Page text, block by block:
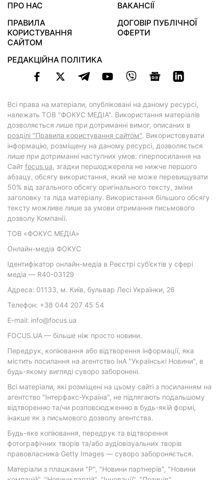
ПРО НАС
ВАКАНСІЇ
ПРАВИЛА
КОРИСТУВАННЯ
САЙТОМ
ДОГОВІР ПУБЛІЧНОЇ
ОФЕРТИ
РЕДАКЦІЙНА ПОЛІТИКА
Всі права на матеріали, опубліковані на даному ресурсі,
належать ТОВ "ФОКУС МЕДІА". Використання матеріалів
дозволяється лише при дотриманні вимог, описаних в
розділі "Правила користування сайтом". Використовувати
інформацію, розміщену на даному ресурсі, дозволяється
лише при дотриманні наступних умов: гіперпосилання на
Cайт focus.ua, згадки першоджерела не нижче першого
абзацу, обсягу використання, який не може перевищувати
50% від загального обсягу оригінального тексту, зміни
заголовку та ліда матеріалу. Використання більшого обсягу
тексту можливе лише за умови отримання письмового
дозволу Компанії.
ТОВ «ФОКУС МЕДІА»
Онлайн-медіа ФОКУС
Ідентифікатор онлайн-медіа в Реєстрі суб’єктів у сфері
медіа — R40-03129
Адреса: 01133, м. Київ, бульвар Лесі Українки, 26
Телефон: +38 044 207 45 54
E-mail: info@focus.ua
FOCUS.UA — більше ніж просто новини.
Передрук, копіювання або відтворення інформації, яка
містить посилання на агентство ІнА "Українські Новини", в
будь-якому вигляді суворо заборонені.
Всі матеріали, які розміщені на цьому сайті з посиланням на
агентство "Інтерфакс-Україна", не підлягають подальшому
відтворенню та/чи розповсюдженню в будь-якій формі,
інакше як з письмового дозволу агентства.
Будь-яке копіювання, передрук та відтворення
фотографічних творів та/або аудіовізуальних творів
правовласника Getty Images — суворо забороняється.
Матеріали з плашками "Р", "Новини партнерів", "Новини